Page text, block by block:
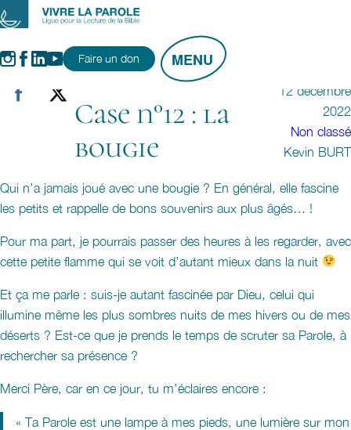
Aller
au
contenu
Instagram
Facebook
LinkedIn
YouTube
Faire un don
Case n°12 : la
bougie
12 décembre
2022
Non classé
Kevin BURT
Qui n’a jamais joué avec une bougie ? En général, elle fascine
les petits et rappelle de bons souvenirs aux plus âgés… !
Pour ma part, je pourrais passer des heures à les regarder, avec
cette petite flamme qui se voit d’autant mieux dans la nuit
Et ça me parle : suis-je autant fascinée par Dieu, celui qui
illumine même les plus sombres nuits de mes hivers ou de mes
déserts ? Est-ce que je prends le temps de scruter sa Parole, à
rechercher sa présence ?
Merci Père, car en ce jour, tu m’éclaires encore :
« Ta Parole est une lampe à mes pieds, une lumière sur mon